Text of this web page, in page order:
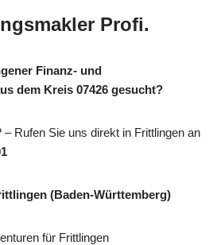
Profi.
Finanz- und
dem Kreis 07426 gesucht?
Rufen Sie uns direkt in Frittlingen an
(Baden-Württemberg)
für Frittlingen